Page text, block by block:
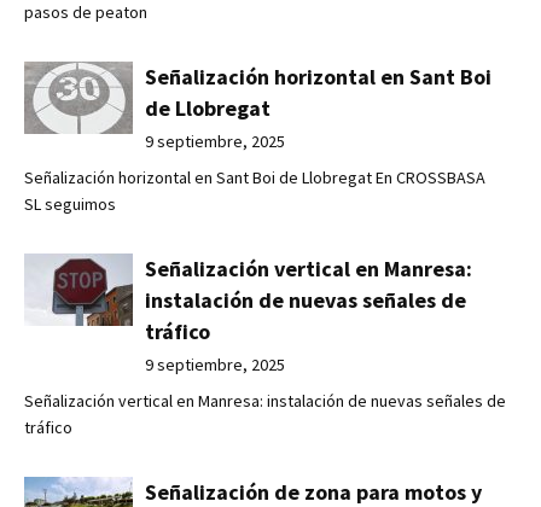
pasos de peaton
Señalización horizontal en Sant Boi
de Llobregat
9 septiembre, 2025
Señalización horizontal en Sant Boi de Llobregat En CROSSBASA
SL seguimos
Señalización vertical en Manresa:
instalación de nuevas señales de
tráfico
9 septiembre, 2025
Señalización vertical en Manresa: instalación de nuevas señales de
tráfico
Señalización de zona para motos y